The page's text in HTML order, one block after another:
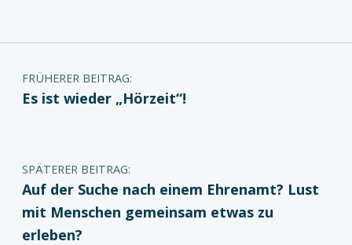
Beitragsnavigation
FRÜHERER BEITRAG:
Es ist wieder „Hörzeit“!
SPÄTERER BEITRAG:
Auf der Suche nach einem Ehrenamt? Lust
mit Menschen gemeinsam etwas zu
erleben?